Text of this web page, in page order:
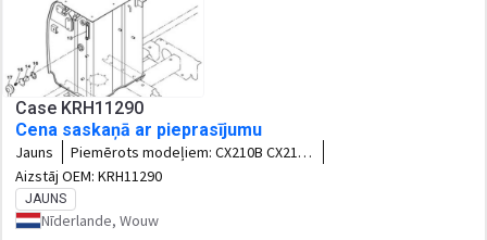
Case KRH11290
Cena saskaņā ar pieprasījumu
Jauns Piemērots modeļiem: CX210B CX210C
CX220B
Aizstāj OEM: KRH11290
JAUNS
Nīderlande, Wouw